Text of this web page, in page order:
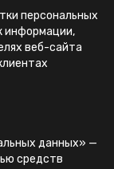
персональных
информации,
веб-сайта
данных» —
средств